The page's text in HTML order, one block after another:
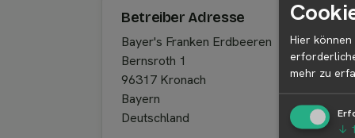
Betreiber Adresse
Bayer's Franken Erdbeeren
Bernsroth 1
96317 Kronach
Bayern
Deutschland
Hier können
mehr zu
↓ 1